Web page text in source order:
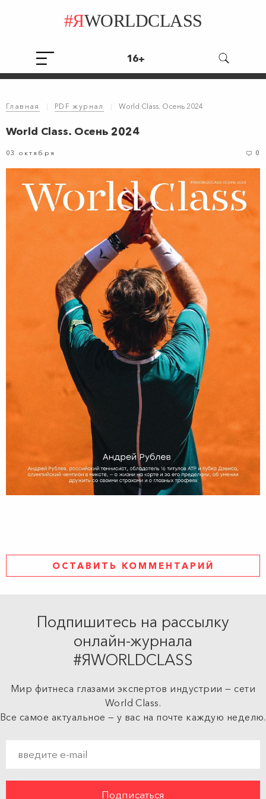
#ЯWORLDCLASS
16+
Главная | PDF журнал | World Class. Осень 2024
World Class. Осень 2024
03 октября 0
ОСТАВИТЬ КОММЕНТАРИЙ
Подпишитесь на рассылку
онлайн-журнала
#ЯWORLDCLASS
Мир фитнеса глазами экспертов индустрии — сети
World Class.
Все самое актуальное — у вас на почте каждую неделю.